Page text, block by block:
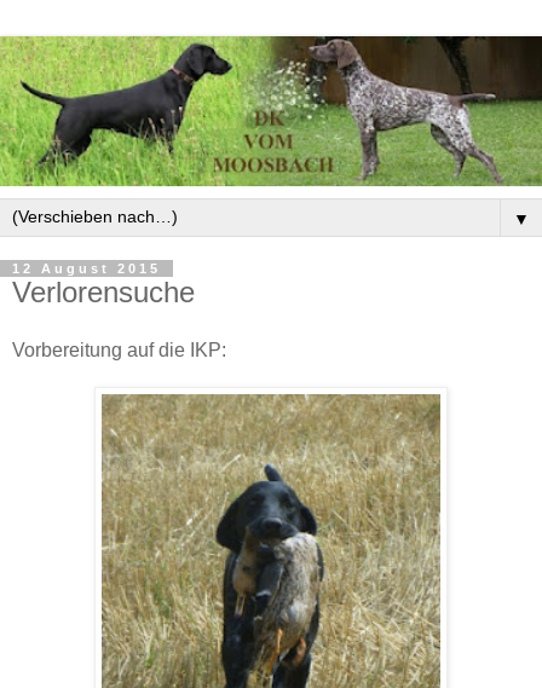
▼
12 August 2015
Verlorensuche
Vorbereitung auf die IKP: